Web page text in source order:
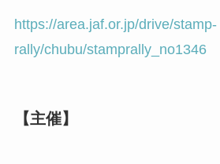
https://area.jaf.or.jp/drive/stamp-
rally/chubu/stamprally_no1346
【主催】